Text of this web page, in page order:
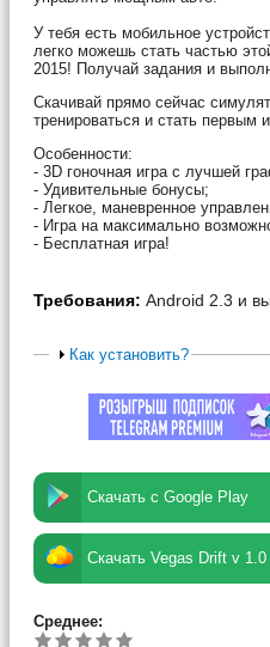
У тебя есть мобильное
легко можешь стать частью
2015! Получай задания и
Скачивай прямо сейчас
тренироваться и стать первым
Особенности:
- 3D гоночная игра с лучшей
- Удивительные бонусы;
- Легкое, маневренное
- Игра на максимально
- Бесплатная игра!
Требования: Android 2.3 и
Как установить?
Скачать с Google Play
Скачать Vegas Drift v 1.0
Среднее: